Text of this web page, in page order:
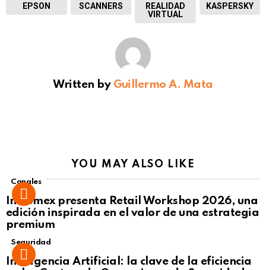
EPSON SCANNERS
REALIDAD
VIRTUAL
KASPERSKY
Written by Guillermo A. Mata
YOU MAY ALSO LIKE
Canales
Intcomex presenta Retail Workshop 2026, una
edición inspirada en el valor de una estrategia
premium
Seguridad
Inteligencia Artificial: la clave de la eficiencia